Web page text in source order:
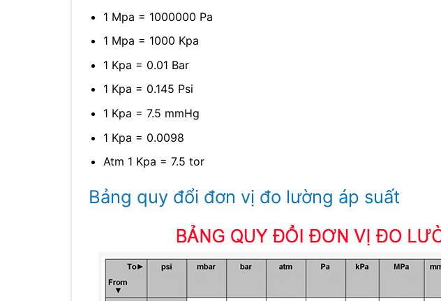
1 Mpa = 1000000 Pa
1 Mpa = 1000 Kpa
1 Kpa = 0.01 Bar
1 Kpa = 0.145 Psi
1 Kpa = 7.5 mmHg
1 Kpa = 0.0098
Atm 1 Kpa = 7.5 tor
Bảng quy đổi đơn vị đo lường áp suất